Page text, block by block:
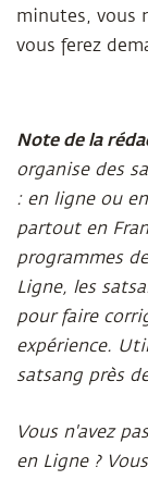
minutes, vous
vous ferez
Note de la
organise des
: en ligne ou
partout en
programmes
Ligne, les
pour faire
expérience.
satsang près
Vous n'avez
en Ligne ?